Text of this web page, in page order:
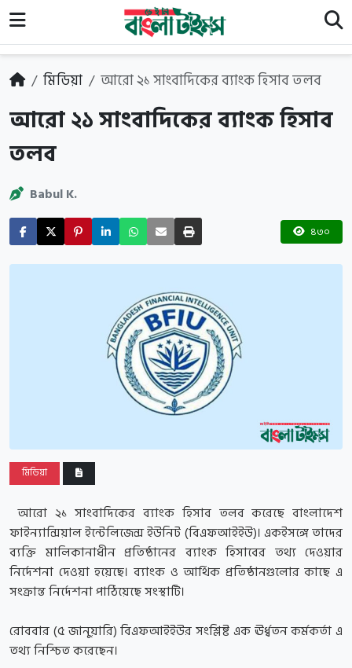
মিডিয়া আরো ২১ সাংবাদিকের ব্যাংক হিসাব তলব
আরো ২১ সাংবাদিকের ব্যাংক হিসাব
তলব
Babul K.
৪৩০
মিডিয়া
আরো ২১ সাংবাদিকের ব্যাংক হিসাব তলব করেছে বাংলাদেশ
ফাইন্যান্সিয়াল ইন্টেলিজেন্স ইউনিট (বিএফআইইউ)। একইসঙ্গে তাদের
ব্যক্তি মালিকানাধীন প্রতিষ্ঠানের ব্যাংক হিসাবের তথ্য দেওয়ার
নির্দেশনা দেওয়া হয়েছে। ব্যাংক ও আর্থিক প্রতিষ্ঠানগুলোর কাছে এ
সংক্রান্ত নির্দেশনা পাঠিয়েছে সংস্থাটি।
রোববার (৫ জানুয়ারি) বিএফআইইউর সংশ্লিষ্ট এক ঊর্ধ্বতন কর্মকর্তা এ
তথ্য নিশ্চিত করেছেন।